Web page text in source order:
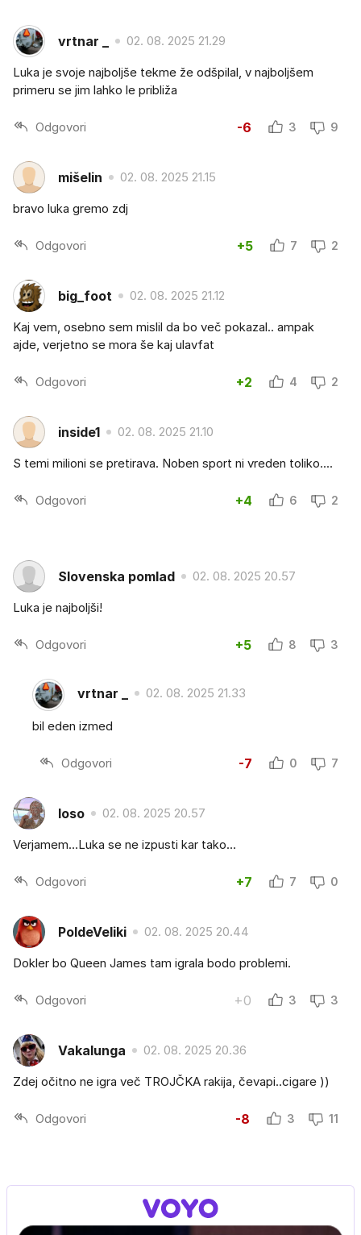
vrtnar _ 02. 08. 2025 21.29
Luka je svoje najboljše tekme že odšpilal, v najboljšem
primeru se jim lahko le približa
Odgovori -6 3 9
mišelin 02. 08. 2025 21.15
bravo luka gremo zdj
Odgovori +5 7 2
big_foot 02. 08. 2025 21.12
Kaj vem, osebno sem mislil da bo več pokazal.. ampak
ajde, verjetno se mora še kaj ulavfat
Odgovori +2 4 2
inside1 02. 08. 2025 21.10
S temi milioni se pretirava. Noben sport ni vreden toliko....
Odgovori +4 6 2
Slovenska pomlad 02. 08. 2025 20.57
Luka je najboljši!
Odgovori +5 8 3
vrtnar _ 02. 08. 2025 21.33
bil eden izmed
Odgovori -7 0 7
loso 02. 08. 2025 20.57
Verjamem…Luka se ne izpusti kar tako…
Odgovori +7 7 0
PoldeVeliki 02. 08. 2025 20.44
Dokler bo Queen James tam igrala bodo problemi.
Odgovori +0 3 3
Vakalunga 02. 08. 2025 20.36
Zdej očitno ne igra več TROJČKA rakija, čevapi..cigare ))
Odgovori -8 3 11